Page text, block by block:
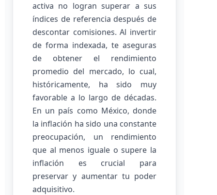
activa no logran superar a sus
índices de referencia después de
descontar comisiones. Al invertir
de forma indexada, te aseguras
de obtener el rendimiento
promedio del mercado, lo cual,
históricamente, ha sido muy
favorable a lo largo de décadas.
En un país como México, donde
la inflación ha sido una constante
preocupación, un rendimiento
que al menos iguale o supere la
inflación es crucial para
preservar y aumentar tu poder
adquisitivo.